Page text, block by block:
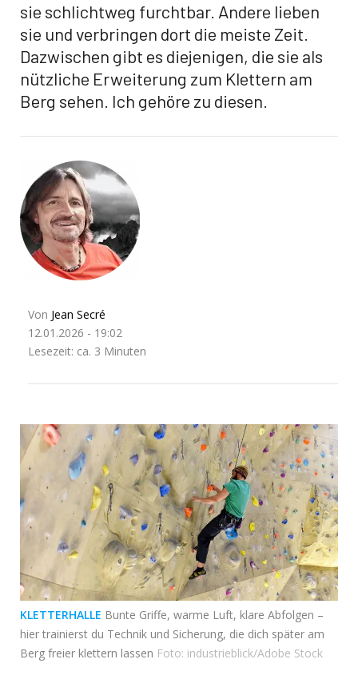
sie schlichtweg furchtbar. Andere lieben
sie und verbringen dort die meiste Zeit.
Dazwischen gibt es diejenigen, die sie als
nützliche Erweiterung zum Klettern am
Berg sehen. Ich gehöre zu diesen.
Von Jean Secré
12.01.2026 - 19:02
Lesezeit: ca. 3 Minuten
KLETTERHALLE Bunte Griffe, warme Luft, klare Abfolgen –
hier trainierst du Technik und Sicherung, die dich später am
Berg freier klettern lassen Foto: industrieblick/Adobe Stock